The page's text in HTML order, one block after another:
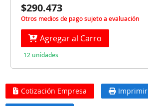
$290.473
Otros medios de pago sujeto a evaluación
Agregar al Carro
12 unidades
Cotización Empresa Imprimir